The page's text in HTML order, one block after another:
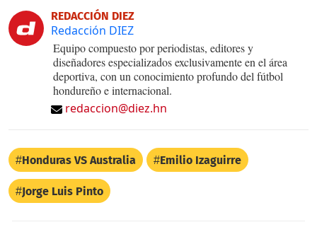
REDACCIÓN DIEZ
Redacción DIEZ
Equipo compuesto por periodistas, editores y
diseñadores especializados exclusivamente en el área
deportiva, con un conocimiento profundo del fútbol
hondureño e internacional.
redaccion@diez.hn
Honduras VS Australia Emilio Izaguirre
Jorge Luis Pinto